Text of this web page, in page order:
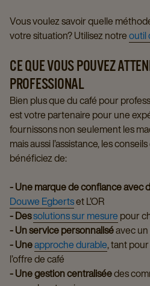
Vous voulez savoir quelle
votre situation? Utilisez notreoutil
CE QUE VOUS POUVEZ
PROFESSIONAL
Bien plus que du café pour
est votre partenaire pour une
fournissons non seulement les
mais aussi l’assistance, les
bénéficiez de:
- Une marque de confiance avec
Douwe Egbertset L’OR
- Dessolutions sur mesure pour
- Un service personnaliséavec
- Uneapproche durable, tant
l’offre de café
- Une gestion centraliséedes